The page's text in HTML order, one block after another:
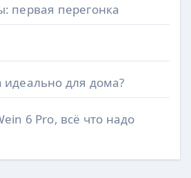
первая перегонка
для дома?
6 Pro, всё что надо